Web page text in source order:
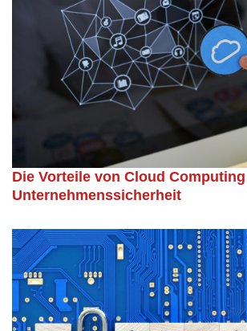
Die Vorteile von Cloud
Unternehmenssicherheit